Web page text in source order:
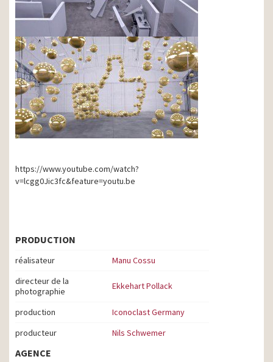
https://www.youtube.com/watch?
v=lcgg0Jic3fc&feature=youtu.be
PRODUCTION
réalisateur
Manu Cossu
directeur de la
photographie
Ekkehart Pollack
production
Iconoclast Germany
producteur
Nils Schwemer
AGENCE